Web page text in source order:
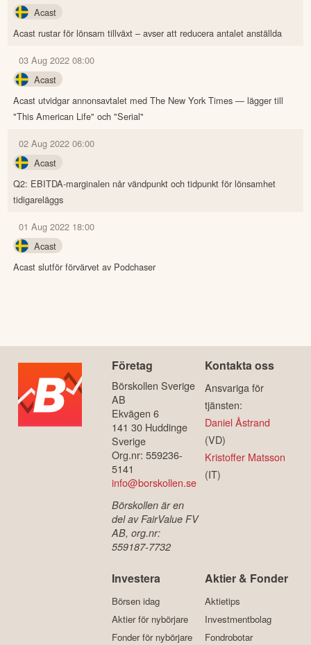
Acast
Acast rustar för lönsam tillväxt – avser att reducera antalet anställda
03 Aug 2022 08:00
Acast
Acast utvidgar annonsavtalet med The New York Times — lägger till
"This American Life" och "Serial"
02 Aug 2022 06:00
Acast
Q2: EBITDA-marginalen når vändpunkt och tidpunkt för lönsamhet
tidigareläggs
01 Aug 2022 18:00
Acast
Acast slutför förvärvet av Podchaser
Företag
Börskollen Sverige
AB
Ekvägen 6
141 30 Huddinge
Sverige
Org.nr: 559236-
5141
info@borskollen.se
Börskollen är en
del av FairValue FV
AB, org.nr:
559187-7732
Kontakta oss
Ansvariga för
tjänsten:
Daniel Åstrand
(VD)
Kristoffer Matsson
(IT)
Investera
Börsen idag
Aktier för nybörjare
Fonder för nybörjare
Aktier & Fonder
Aktietips
Investmentbolag
Fondrobotar